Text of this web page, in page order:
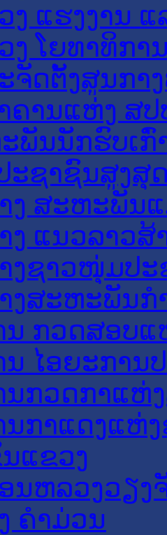
ງ ແຮງງານ
ງ ໂຍທາທິກາ
ຈັດຕັ້ງສູນກາ
ຄານແຫ່ງ ສປ
ພັນນັກຮົບເກົ່
ະຊາຊົນສູງສຸ
ງ ສະຫະພັນ
ງ ແນວລາວສ້
ງຊາວໜຸ່ມປະ
ງສະຫະພັນກ
ນ ກວດສອບແ
ນ ໄອຍະການ
ນກວດກາແຫ່
ນກາແດງແຫ່
ແຂວງ
ນ​ຫລວງວຽງ
ຄໍາມ່ວນ